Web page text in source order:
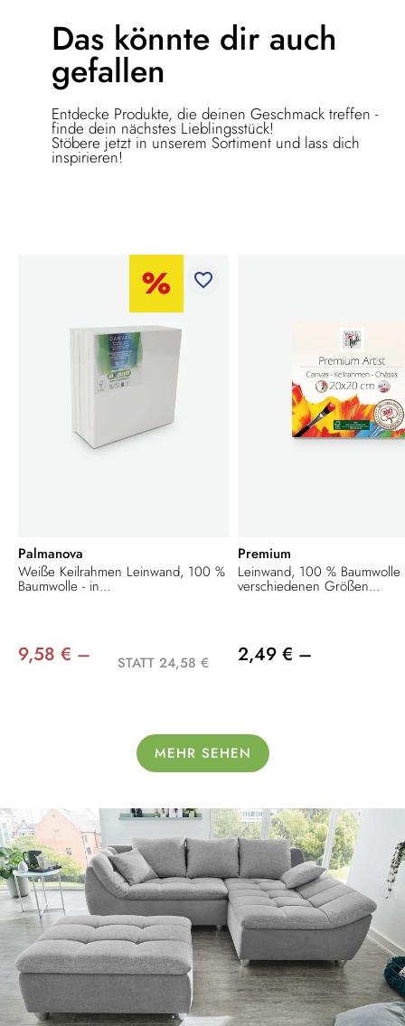
Das könnte dir auch
gefallen
Entdecke Produkte, die deinen Geschmack treffen -
finde dein nächstes Lieblingsstück!
Stöbere jetzt in unserem Sortiment und lass dich
inspirieren!
favorite_border
Palmanova
Weiße Keilrahmen Leinwand, 100 %
Baumwolle - in...
9,58 € – STATT 24,58 €
Premium
Leinwand, 100 % Baumwolle
verschiedenen Größen...
2,49 € –
MEHR SEHEN